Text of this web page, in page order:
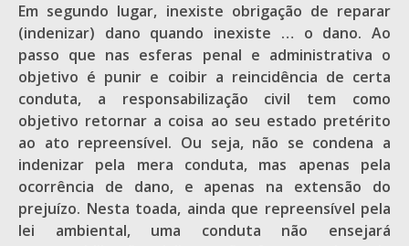
Em segundo lugar, inexiste obrigação de reparar
(indenizar) dano quando inexiste … o dano. Ao
passo que nas esferas penal e administrativa o
objetivo é punir e coibir a reincidência de certa
conduta, a responsabilização civil tem como
objetivo retornar a coisa ao seu estado pretérito
ao ato repreensível. Ou seja, não se condena a
indenizar pela mera conduta, mas apenas pela
ocorrência de dano, e apenas na extensão do
prejuízo. Nesta toada, ainda que repreensível pela
lei ambiental, uma conduta não ensejará